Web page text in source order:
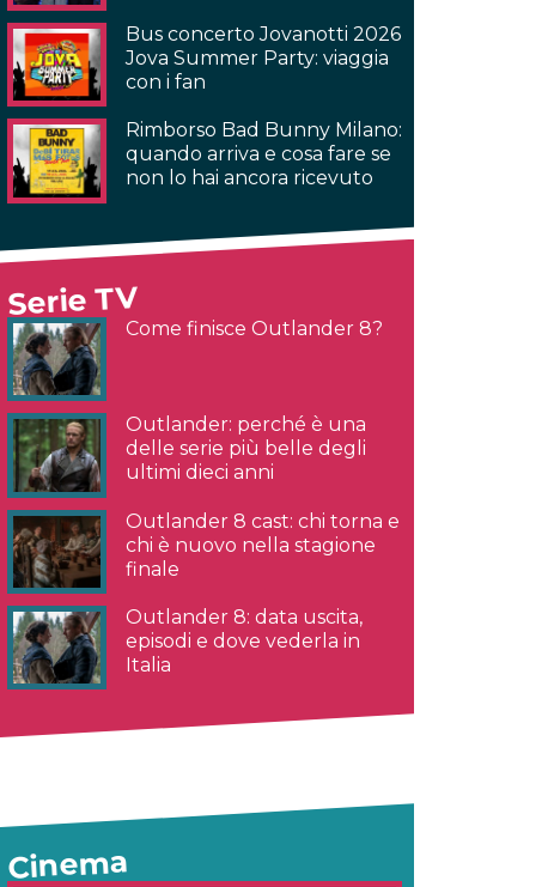
Bus concerto Jovanotti 2026
Jova Summer Party: viaggia
con i fan
Rimborso Bad Bunny Milano:
quando arriva e cosa fare se
non lo hai ancora ricevuto
Serie TV
Come finisce Outlander 8?
Outlander: perché è una
delle serie più belle degli
ultimi dieci anni
Outlander 8 cast: chi torna e
chi è nuovo nella stagione
finale
Outlander 8: data uscita,
episodi e dove vederla in
Italia
Cinema